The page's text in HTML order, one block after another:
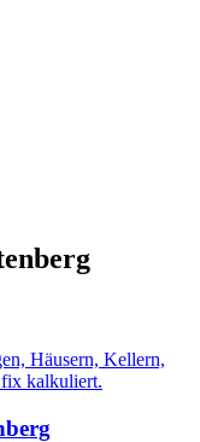
Häusern, Kellern,
fix kalkuliert.